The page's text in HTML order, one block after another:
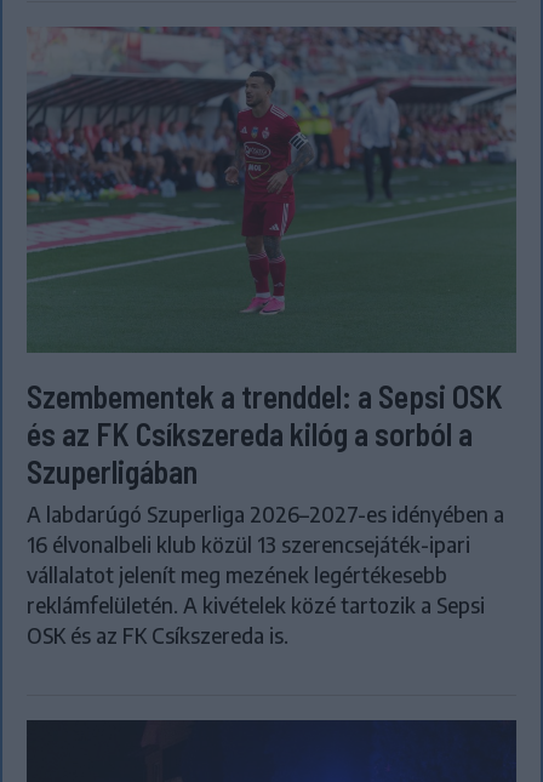
Szembementek a trenddel: a Sepsi OSK
és az FK Csíkszereda kilóg a sorból a
Szuperligában
A labdarúgó Szuperliga 2026–2027-es idényében a
16 élvonalbeli klub közül 13 szerencsejáték-ipari
vállalatot jelenít meg mezének legértékesebb
reklámfelületén. A kivételek közé tartozik a Sepsi
OSK és az FK Csíkszereda is.